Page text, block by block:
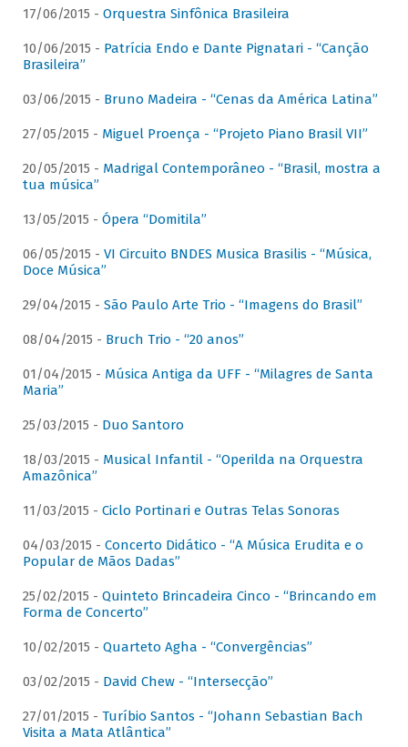
17/06/2015 - Orquestra Sinfônica Brasileira
10/06/2015 - Patrícia Endo e Dante Pignatari - “Canção
Brasileira”
03/06/2015 - Bruno Madeira - “Cenas da América Latina”
27/05/2015 - Miguel Proença - “Projeto Piano Brasil VII”
20/05/2015 - Madrigal Contemporâneo - “Brasil, mostra a
tua música”
13/05/2015 - Ópera “Domitila”
06/05/2015 - VI Circuito BNDES Musica Brasilis - “Música,
Doce Música”
29/04/2015 - São Paulo Arte Trio - “Imagens do Brasil”
08/04/2015 - Bruch Trio - “20 anos”
01/04/2015 - Música Antiga da UFF - “Milagres de Santa
Maria”
25/03/2015 - Duo Santoro
18/03/2015 - Musical Infantil - “Operilda na Orquestra
Amazônica”
11/03/2015 - Ciclo Portinari e Outras Telas Sonoras
04/03/2015 - Concerto Didático - “A Música Erudita e o
Popular de Mãos Dadas”
25/02/2015 - Quinteto Brincadeira Cinco - “Brincando em
Forma de Concerto”
10/02/2015 - Quarteto Agha - “Convergências”
03/02/2015 - David Chew - “Intersecção”
27/01/2015 - Turíbio Santos - “Johann Sebastian Bach
Visita a Mata Atlântica”